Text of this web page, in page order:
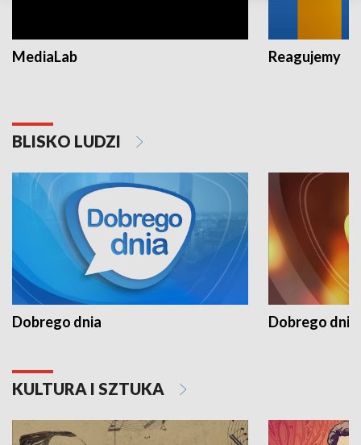
MediaLab Reagujemy
BLISKO LUDZI
Dobrego dnia Dobrego dnia
KULTURA I SZTUKA